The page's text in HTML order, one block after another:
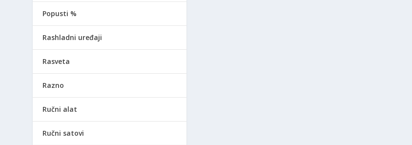
Popusti %
Rashladni uređaji
Rasveta
Razno
Ručni alat
Ručni satovi